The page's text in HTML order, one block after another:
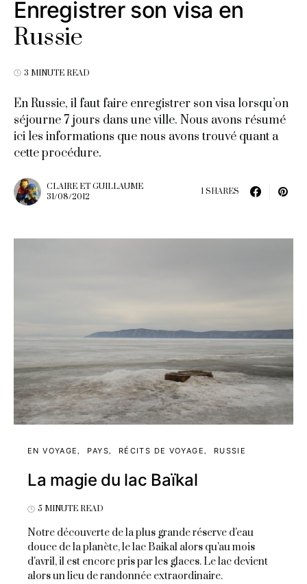
Enregistrer son visa en
Russie
3 MINUTE READ
En Russie, il faut faire enregistrer son visa lorsqu’on
séjourne 7 jours dans une ville. Nous avons résumé
ici les informations que nous avons trouvé quant a
cette procédure.
CLAIRE ET GUILLAUME
31/08/2012
1 SHARES
EN VOYAGE PAYS RÉCITS DE VOYAGE RUSSIE
La magie du lac Baïkal
5 MINUTE READ
Notre découverte de la plus grande réserve d'eau
douce de la planète, le lac Baikal alors qu'au mois
d'avril, il est encore pris par les glaces. Le lac devient
alors un lieu de randonnée extraordinaire.